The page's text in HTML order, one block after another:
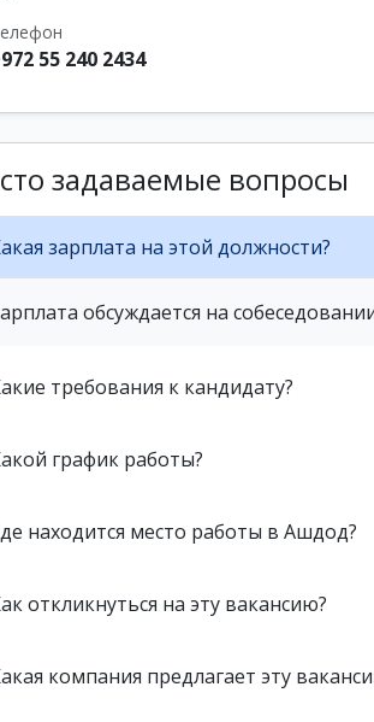
55 240 2434
задаваемые вопросы
зарплата на этой должности?
обсуждается на
требования к кандидату?
график работы?
находится место работы в Ашдод?
откликнуться на эту вакансию?
компания предлагает эту